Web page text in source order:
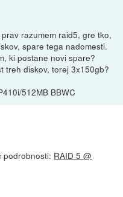
razumem raid5, gre tko,
spare tega nadomesti.
ki postane novi spare?
treh diskov, torej 3x150gb?
512MB BBWC
podrobnosti: RAID 5 @